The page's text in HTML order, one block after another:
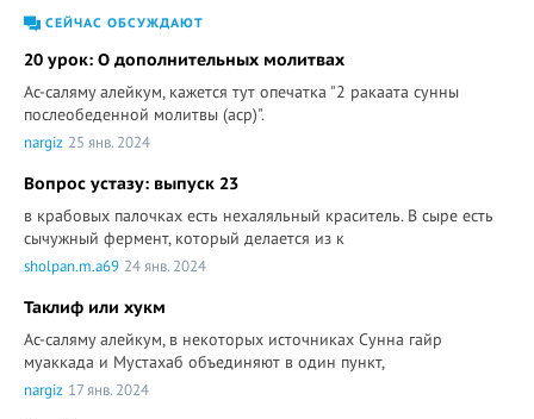
СЕЙЧАС ОБСУЖДАЮТ
20 урок: О дополнительных молитвах
Ас-саляму алейкум, кажется тут опечатка "2 ракаата сунны
послеобеденной молитвы (аср)".
nargiz 25 янв. 2024
Вопрос устазу: выпуск 23
в крабовых палочках есть нехаляльный краситель. В сыре есть
сычужный фермент, который делается из к
sholpan.m.a69 24 янв. 2024
Таклиф или хукм
Ас-саляму алейкум, в некоторых источниках Сунна гайр
муаккада и Мустахаб объединяют в один пункт,
nargiz 17 янв. 2024